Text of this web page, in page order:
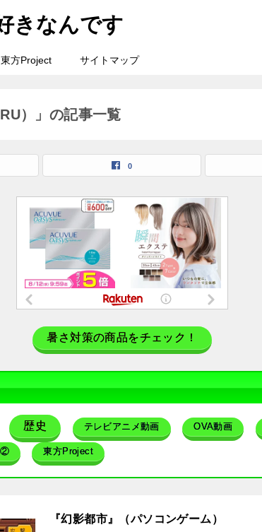
きなんです
東方Project サイトマップ
）」の記事一覧
0
暑さ対策の商品をチェック！
歴史 テレビアニメ動画 OVA動画
② 東方Project
『幻影都市』（パソコンゲーム）